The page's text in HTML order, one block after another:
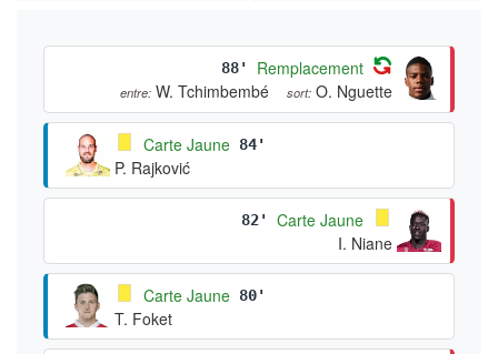
88' Remplacement
entre: W. Tchimbembé sort: O. Nguette
Carte Jaune 84'
P. Rajković
82'
Carte Jaune
I. Niane
Carte Jaune 80'
T. Foket